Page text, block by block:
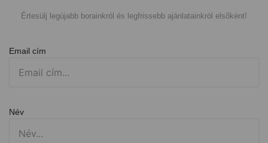
Értesülj legújabb borainkról és legfrissebb ajánlatainkról elsõként!
Email cím
Név